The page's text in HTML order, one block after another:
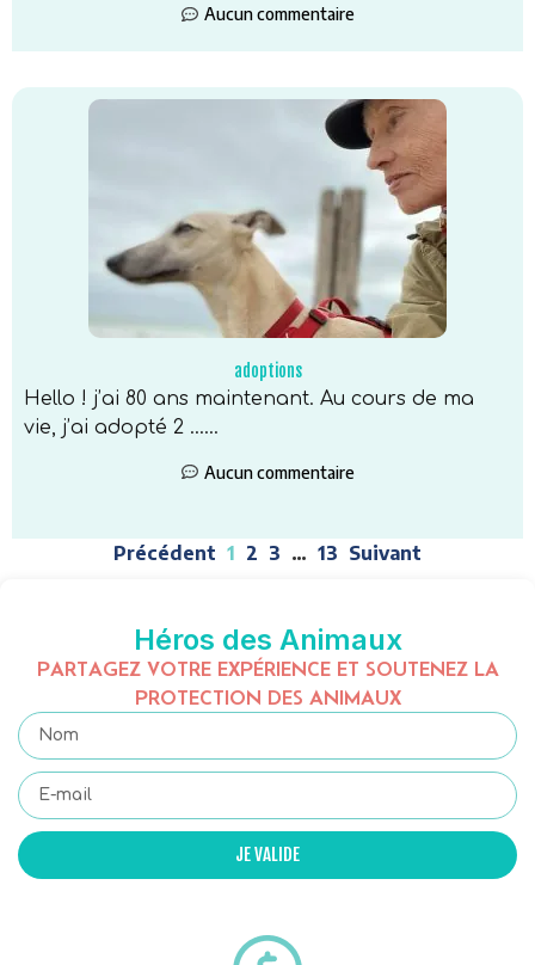
Aucun commentaire
adoptions
Hello ! j’ai 80 ans maintenant. Au cours de ma
vie, j’ai adopté 2 …...
Aucun commentaire
Précédent 1 2 3 … 13 Suivant
Héros des Animaux
PARTAGEZ VOTRE EXPÉRIENCE ET SOUTENEZ LA
PROTECTION DES ANIMAUX
JE VALIDE